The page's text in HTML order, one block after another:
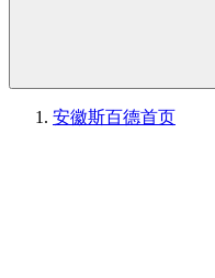
安徽斯百德首页